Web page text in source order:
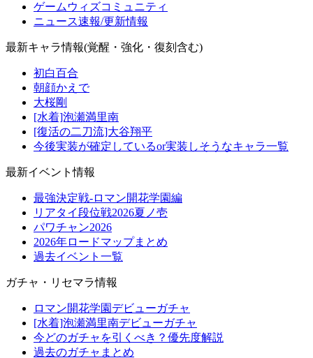
ゲームウィズコミュニティ
ニュース速報/更新情報
最新キャラ情報(覚醒・強化・復刻含む)
初白百合
朝顔かえで
大桜剛
[水着]泡瀬満里南
[復活の二刀流]大谷翔平
今後実装が確定しているor実装しそうなキャラ一覧
最新イベント情報
最強決定戦-ロマン開花学園編
リアタイ段位戦2026夏ノ壱
パワチャン2026
2026年ロードマップまとめ
過去イベント一覧
ガチャ・リセマラ情報
ロマン開花学園デビューガチャ
[水着]泡瀬満里南デビューガチャ
今どのガチャを引くべき？優先度解説
過去のガチャまとめ